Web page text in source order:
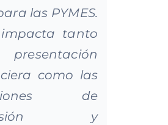
las PYMES.
impacta tanto
como las
de
y